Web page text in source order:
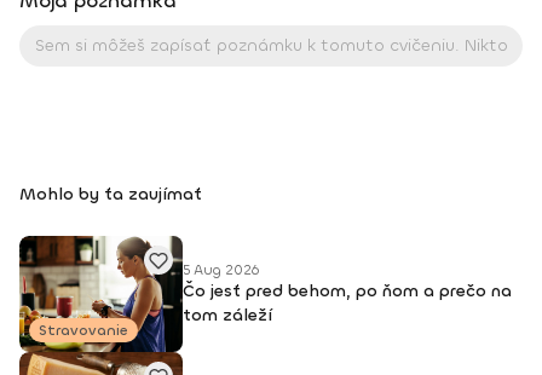
Mohlo by ťa zaujímať
Stravovanie
5 Aug 2026
Čo jesť pred behom, po ňom a prečo na
tom záleží